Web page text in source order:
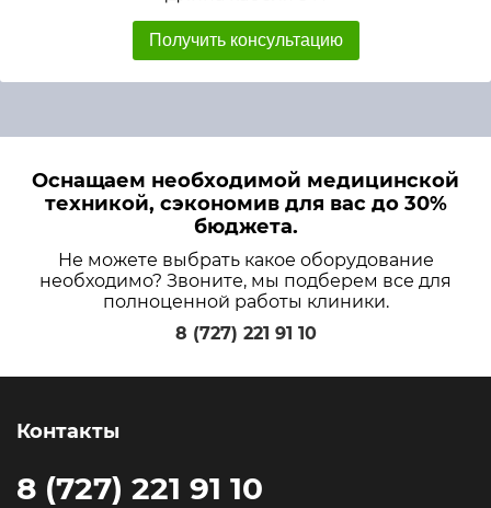
Получить консультацию
Оснащаем необходимой медицинской
техникой, сэкономив для вас до 30%
бюджета.
Не можете выбрать какое оборудование
необходимо? Звоните, мы подберем все для
полноценной работы клиники.
8 (727) 221 91 10
Контакты
8 (727) 221 91 10